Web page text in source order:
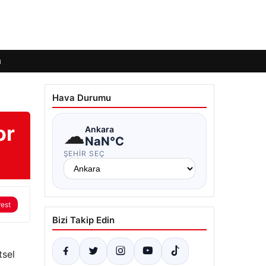
Hava Durumu
☁Ankara
NaN°C
ŞEHIR SEÇ
Bizi Takip Edin